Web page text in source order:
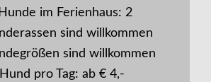
im Ferienhaus: 2
sind willkommen
sind willkommen
pro Tag: ab € 4,-